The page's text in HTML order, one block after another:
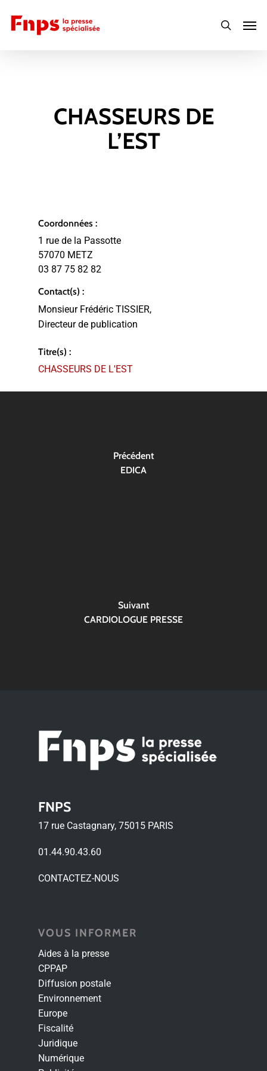
main
search
CHASSEURS DE
L’EST
Coordonnées :
1 rue de la Passotte
57070 METZ
03 87 75 82 82
Contact(s) :
Monsieur Frédéric TISSIER,
Directeur de publication
Titre(s) :
CHASSEURS DE L'EST
Précédent
EDICA
Suivant
CARDIOLOGUE PRESSE
FNPS
17 rue Castagnary, 75015 PARIS
01.44.90.43.60
CONTACTEZ-NOUS
VOUS INFORMER
Aides à la presse
CPPAP
Diffusion postale
Environnement
Europe
Fiscalité
Juridique
Numérique